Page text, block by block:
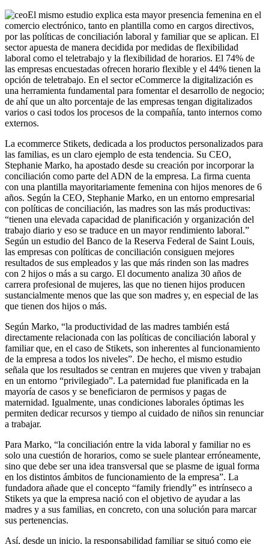
El mismo estudio explica esta mayor presencia femenina en el
comercio electrónico, tanto en plantilla como en cargos directivos,
por las políticas de conciliación laboral y familiar que se aplican. El
sector apuesta de manera decidida por medidas de flexibilidad
laboral como el teletrabajo y la flexibilidad de horarios. El 74% de
las empresas encuestadas ofrecen horario flexible y el 44% tienen la
opción de teletrabajo. En el sector eCommerce la digitalización es
una herramienta fundamental para fomentar el desarrollo de negocio;
de ahí que un alto porcentaje de las empresas tengan digitalizados
varios o casi todos los procesos de la compañía, tanto internos como
externos.
La ecommerce Stikets, dedicada a los productos personalizados para
las familias, es un claro ejemplo de esta tendencia. Su CEO,
Stephanie Marko, ha apostado desde su creación por incorporar la
conciliación como parte del ADN de la empresa. La firma cuenta
con una plantilla mayoritariamente femenina con hijos menores de 6
años. Según la CEO, Stephanie Marko, en un entorno empresarial
con políticas de conciliación, las madres son las más productivas:
“tienen una elevada capacidad de planificación y organización del
trabajo diario y eso se traduce en un mayor rendimiento laboral.”
Según un estudio del Banco de la Reserva Federal de Saint Louis,
las empresas con políticas de conciliación consiguen mejores
resultados de sus empleados y las que más rinden son las madres
con 2 hijos o más a su cargo. El documento analiza 30 años de
carrera profesional de mujeres, las que no tienen hijos producen
sustancialmente menos que las que son madres y, en especial de las
que tienen dos hijos o más.
Según Marko, “la productividad de las madres también está
directamente relacionada con las políticas de conciliación laboral y
familiar que, en el caso de Stikets, son inherentes al funcionamiento
de la empresa a todos los niveles”. De hecho, el mismo estudio
señala que los resultados se centran en mujeres que viven y trabajan
en un entorno “privilegiado”. La paternidad fue planificada en la
mayoría de casos y se beneficiaron de permisos y pagas de
maternidad. Igualmente, unas condiciones laborales óptimas les
permiten dedicar recursos y tiempo al cuidado de niños sin renunciar
a trabajar.
Para Marko, “la conciliación entre la vida laboral y familiar no es
solo una cuestión de horarios, como se suele plantear erróneamente,
sino que debe ser una idea transversal que se plasme de igual forma
en los distintos ámbitos de funcionamiento de la empresa”. La
fundadora añade que el concepto “family friendly” es intrínseco a
Stikets ya que la empresa nació con el objetivo de ayudar a las
madres y a sus familias, en concreto, con una solución para marcar
sus pertenencias.
Así, desde un inicio, la responsabilidad familiar se situó como eje